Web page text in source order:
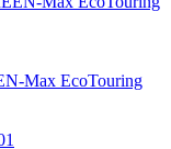
Max EcoTouring